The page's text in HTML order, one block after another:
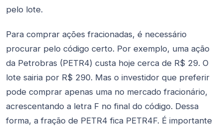
pelo lote.
Para comprar ações fracionadas, é necessário
procurar pelo código certo. Por exemplo, uma ação
da Petrobras (PETR4) custa hoje cerca de R$ 29. O
lote sairia por R$ 290. Mas o investidor que preferir
pode comprar apenas uma no mercado fracionário,
acrescentando a letra F no final do código. Dessa
forma, a fração de PETR4 fica PETR4F. É importante